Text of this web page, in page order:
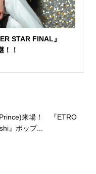
STAR FINAL』
！！
来場！ 『ETRO
』ポップ...